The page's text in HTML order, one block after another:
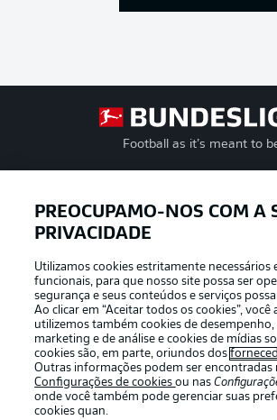
Football as it’s meant to
APLICATIVO DA BUNDESLIGA
Oferecido por
PREOCUPAMO-NOS COM A
PRIVACIDADE
Utilizamos cookies estritamente necessários
funcionais, para que nosso site possa ser
segurança e seus conteúdos e serviços
Ao clicar em “Aceitar todos os cookies”,
utilizemos também cookies de desempenho,
marketing e de análise e cookies de mídias
cookies são, em parte, oriundos dos
Outras informações podem ser encontradas
Configurações de cookiesou nas
onde você também pode gerenciar suas
cookies quan.